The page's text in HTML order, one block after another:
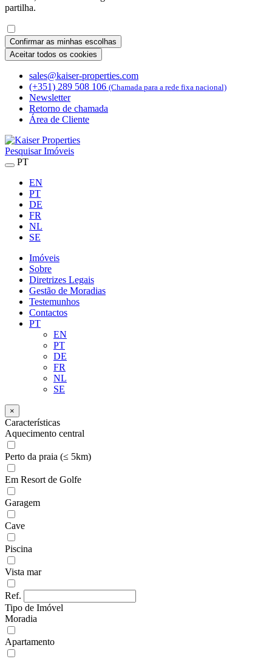
partilha.
Confirmar as minhas escolhas
Aceitar todos os cookies
sales@kaiser-properties.com
(+351) 289 508 106 (Chamada para a rede fixa nacional)
Newsletter
Retorno de chamada
Área de Cliente
Pesquisar Imóveis
PT
EN
PT
DE
FR
NL
SE
Imóveis
Sobre
Diretrizes Legais
Gestão de Moradias
Testemunhos
Contactos
PT
EN
PT
DE
FR
NL
SE
×
Características
Aquecimento central
Perto da praia (≤ 5km)
Em Resort de Golfe
Garagem
Cave
Piscina
Vista mar
Ref.
Tipo de Imóvel
Moradia
Apartamento